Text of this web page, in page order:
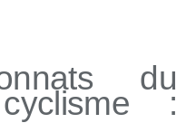
du
: